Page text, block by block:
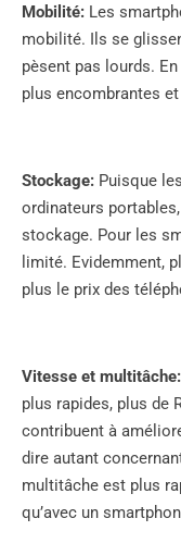
Mobilité: Les
mobilité. Ils se
pèsent pas lourds.
plus encombrantes
Stockage: Puisque
ordinateurs
stockage. Pour les
limité. Evidemment,
plus le prix des
Vitesse et multitâche:
plus rapides, plus de
contribuent à
dire autant
multitâche est plus
qu’avec un